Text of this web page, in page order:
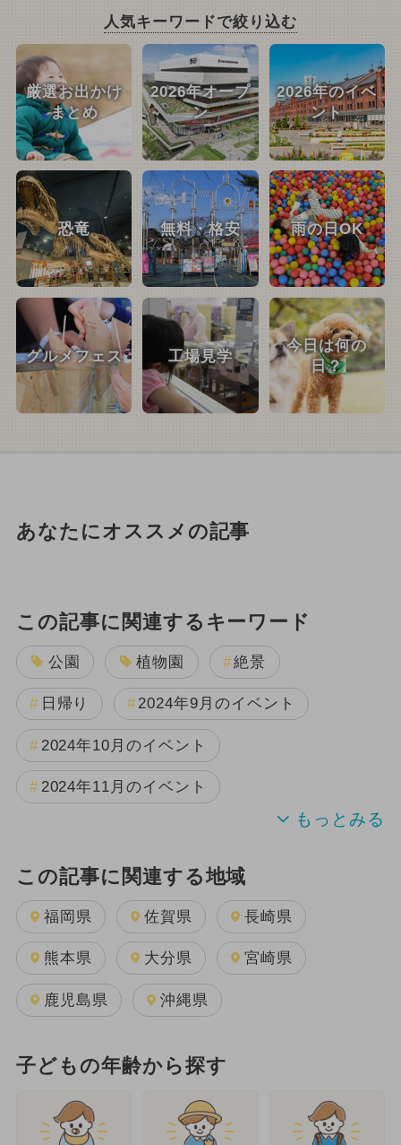
人気キーワードで絞り込む
厳選お出かけ
まとめ
2026年オープ
ン
2026年のイベ
ント
恐竜 無料・格安 雨の日OK
グルメフェス 工場見学
今日は何の
日？
あなたにオススメの記事
この記事に関連するキーワード
公園 植物園 絶景
日帰り 2024年9月のイベント
2024年10月のイベント
2024年11月のイベント
この記事に関連する地域
福岡県 佐賀県 長崎県
熊本県 大分県 宮崎県
鹿児島県 沖縄県
子どもの年齢から探す